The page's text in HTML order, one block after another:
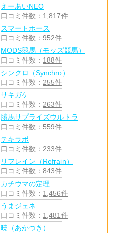
えーあいNEO
口コミ件数： 1,817件
スマートホース
口コミ件数： 952件
MODS競馬（モッズ競馬）
口コミ件数： 188件
シンクロ（Synchro）
口コミ件数： 255件
サキガケ
口コミ件数： 263件
勝馬サプライズウルトラ
口コミ件数： 559件
テキラボ
口コミ件数： 233件
リフレイン（Refrain）
口コミ件数： 843件
カチウマの定理
口コミ件数： 1,456件
うまジェネ
口コミ件数： 1,481件
暁（あかつき）